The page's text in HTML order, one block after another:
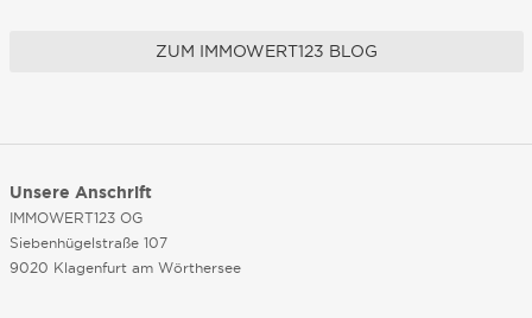
ZUM IMMOWERT123 BLOG
Unsere Anschrift
IMMOWERT123 OG
Siebenhügelstraße 107
9020 Klagenfurt am Wörthersee